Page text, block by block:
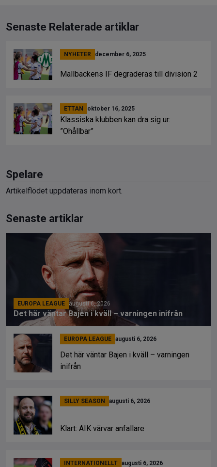
Senaste Relaterade artiklar
NYHETER december 6, 2025
Mallbackens IF degraderas till division 2
ETTAN oktober 16, 2025
Klassiska klubben kan dra sig ur:
”Ohållbar”
Spelare
Artikelflödet uppdateras inom kort.
Senaste artiklar
EUROPA LEAGUE augusti 6, 2026
Det här väntar Bajen i kväll – varningen inifrån
EUROPA LEAGUE augusti 6, 2026
Det här väntar Bajen i kväll – varningen
inifrån
SILLY SEASON augusti 6, 2026
Klart: AIK värvar anfallare
INTERNATIONELLT augusti 6, 2026